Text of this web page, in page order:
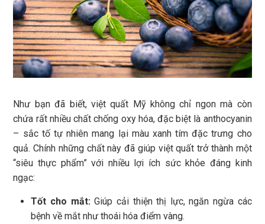
Như bạn đã biết, việt quất Mỹ không chỉ ngon mà còn
chứa rất nhiều chất chống oxy hóa, đặc biệt là anthocyanin
– sắc tố tự nhiên mang lại màu xanh tím đặc trưng cho
quả. Chính những chất này đã giúp việt quất trở thành một
“siêu thực phẩm” với nhiều lợi ích sức khỏe đáng kinh
ngạc:
Tốt cho mắt:Giúp cải thiện thị lực, ngăn ngừa các
bệnh về mắt như thoái hóa điểm vàng.